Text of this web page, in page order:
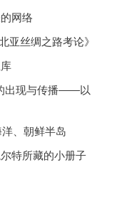
网络
亚丝绸之路考论》
出现与传播——以
、朝鲜半岛
特所藏的小册子